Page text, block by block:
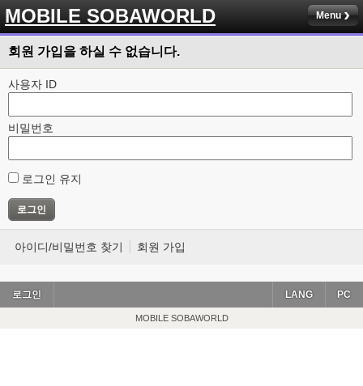
MOBILE SOBAWORLD Menu
회원 가입을 하실 수 없습니다.
사용자 ID
비밀번호
로그인 유지
아이디/비밀번호 찾기 회원 가입
로그인 PC
LANG
MOBILE SOBAWORLD